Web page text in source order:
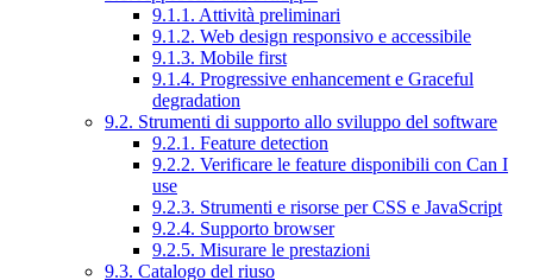
9.1.1. Attività preliminari
9.1.2. Web design responsivo e accessibile
9.1.3. Mobile first
9.1.4. Progressive enhancement e Graceful
degradation
9.2. Strumenti di supporto allo sviluppo del software
9.2.1. Feature detection
9.2.2. Verificare le feature disponibili con Can I
use
9.2.3. Strumenti e risorse per CSS e JavaScript
9.2.4. Supporto browser
9.2.5. Misurare le prestazioni
9.3. Catalogo del riuso